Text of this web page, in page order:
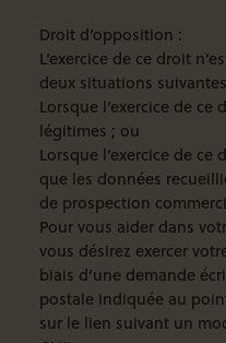
Droit d’opposition :
L’exercice de ce droit
deux situations
Lorsque l’exercice de
légitimes ; ou
Lorsque l’exercice de
que les données
de prospection
Pour vous aider dans
vous désirez exercer
biais d’une demande
postale indiquée au
sur le lien suivant un